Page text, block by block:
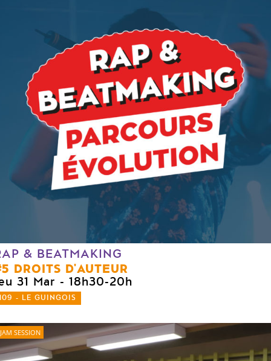
& BEATMAKING
DROITS D'AUTEUR
31 Mar - 18h30-20h
- LE GUINGOIS
JAM SESSION